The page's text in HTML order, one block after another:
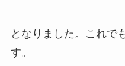
となりました。これで
す。